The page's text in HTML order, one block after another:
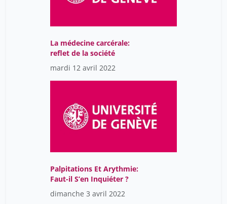
La médecine carcérale:
reflet de la société
mardi 12 avril 2022
Palpitations Et Arythmie:
Faut-il S’en Inquiéter ?
dimanche 3 avril 2022